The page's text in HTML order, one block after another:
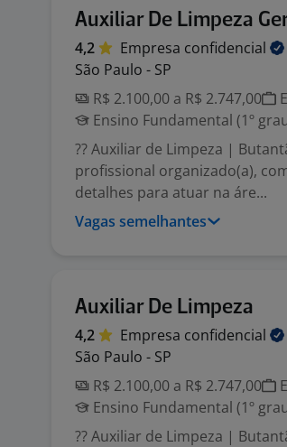
Auxiliar De Limpeza
4,2 Empresa confidencial
São Paulo - SP
R$ 2.100,00 a R$ 2.747,00
Ensino Fundamental (1º
?? Auxiliar de Limpeza |
profissional organizado(a),
detalhes para atuar na áre...
Vagas semelhantes
Auxiliar De Limpeza
4,2 Empresa confidencial
São Paulo - SP
R$ 2.100,00 a R$ 2.747,00
Ensino Fundamental (1º
?? Auxiliar de Limpeza |